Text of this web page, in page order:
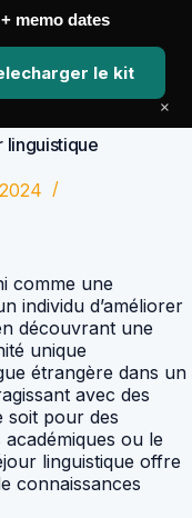
linguistique
comme une
individu d’améliorer
découvrant une
unique
étrangère dans un
avec des
soit pour des
ou le
linguistique offre
connaissances
memo dates
le kit
×